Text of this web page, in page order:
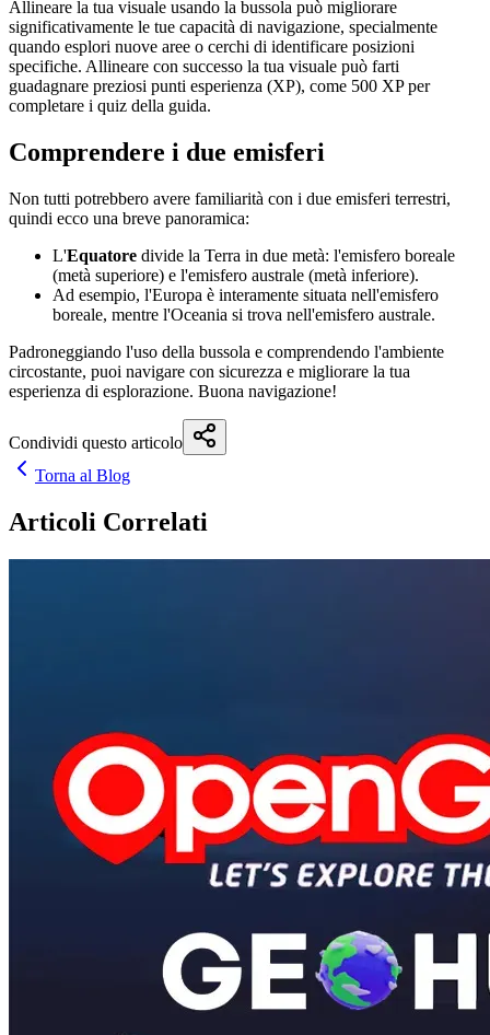
Allineare la tua visuale usando la bussola può migliorare
significativamente le tue capacità di navigazione, specialmente
quando esplori nuove aree o cerchi di identificare posizioni
specifiche. Allineare con successo la tua visuale può farti
guadagnare preziosi punti esperienza (XP), come 500 XP per
completare i quiz della guida.
Comprendere i due emisferi
Non tutti potrebbero avere familiarità con i due emisferi terrestri,
quindi ecco una breve panoramica:
L'Equatore divide la Terra in due metà: l'emisfero boreale
(metà superiore) e l'emisfero australe (metà inferiore).
Ad esempio, l'Europa è interamente situata nell'emisfero
boreale, mentre l'Oceania si trova nell'emisfero australe.
Padroneggiando l'uso della bussola e comprendendo l'ambiente
circostante, puoi navigare con sicurezza e migliorare la tua
esperienza di esplorazione. Buona navigazione!
Condividi questo articolo
Torna al Blog
Articoli Correlati